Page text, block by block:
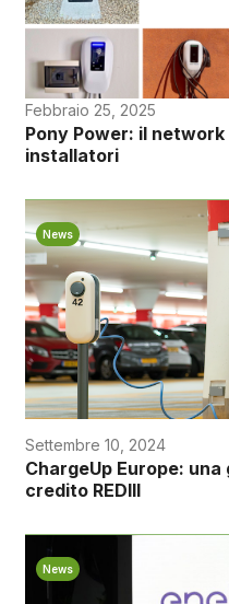
Febbraio 25, 2025
Pony Power: il
installatori
News
Settembre 10, 2024
ChargeUp Europe:
credito REDIII
News